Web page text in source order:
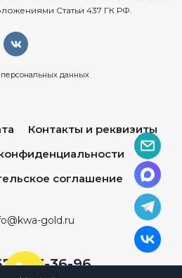
Статьи 437 ГК РФ.
данных
Контакты и реквизиты
соглашение
gold.ru
013-36-96